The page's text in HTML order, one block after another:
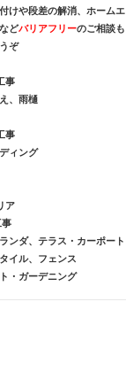
けや段差の解消、ホームエ
どバリアフリーのご相談も
ぞ
事
、雨樋
事
ィング
ア
ンダ、テラス・カーポート
イル、フェンス
・ガーデニング